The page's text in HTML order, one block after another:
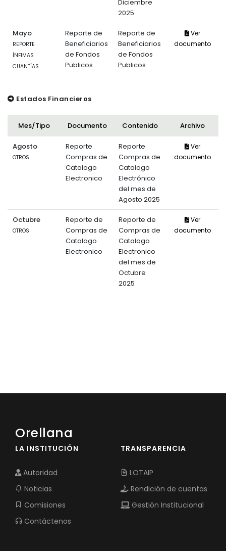
Diciembre
2025
Mayo
REPORTE
ÍNFIMAS
CUANTÍAS
Reporte de
Beneficiarios
de Fondos
Publicos
Reporte de
Beneficiarios
de Fondos
Publicos
Ver
documento
Estados Financieros
Mes/Tipo Documento Contenido Archivo
Agosto
OTROS
Reporte
Compras de
Catalogo
Electronico
Reporte
Compras de
Catalogo
Electrónico
del mes de
Agosto 2025
Ver
documento
Octubre
OTROS
Reporte de
Compras de
Catalogo
Electronico
Reporte de
Compras de
Catalogo
Electronico
del mes de
Octubre
2025
Ver
documento
Orellana
LA INSTITUCIÓN
Autoridad
Noticias
Comisiones
Contáctenos
TRANSPARENCIA
LOTAIP
Rendición de cuentas
Gestión Institucional